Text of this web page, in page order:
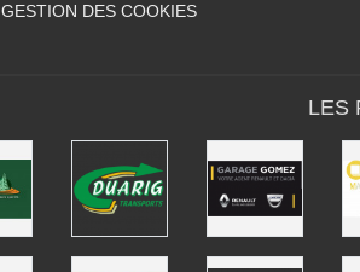
GESTION DES COOKIES
LES